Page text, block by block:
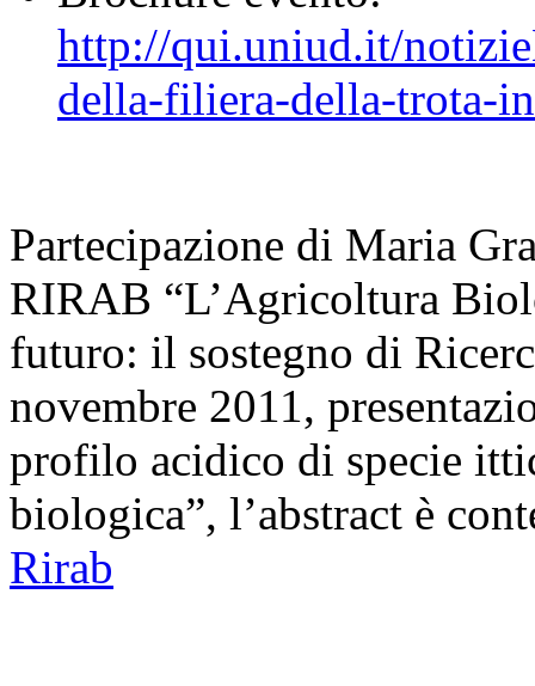
http://qui.uniud.it/
della-filiera-della-trota-
Partecipazione di Maria
RIRAB “L’Agricoltura
futuro: il sostegno di
novembre 2011,
profilo acidico di specie
biologica”, l’abstract è
Rirab